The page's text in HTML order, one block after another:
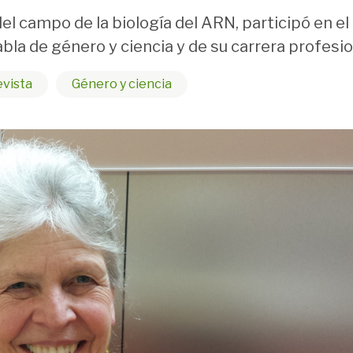
campo de la biología del ARN, participó en
de género y ciencia y de su carrera
Género y ciencia